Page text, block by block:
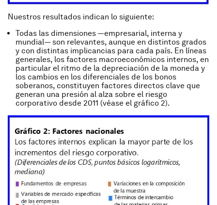
Nuestros resultados indican lo siguiente:
Todas las dimensiones —empresarial, interna y
mundial— son relevantes, aunque en distintos grados
y con distintas implicancias para cada país. En líneas
generales, los factores macroeconómicos internos, en
particular el ritmo de la depreciación de la moneda y
los cambios en los diferenciales de los bonos
soberanos, constituyen factores directos clave que
generan una presión al alza sobre el riesgo
corporativo desde 2011 (véase el gráfico 2).